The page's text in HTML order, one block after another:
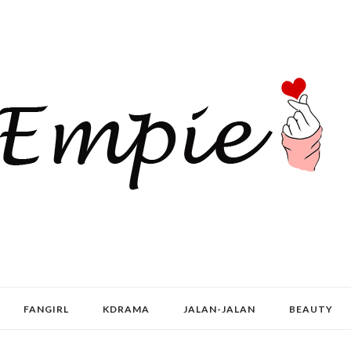
FANGIRL KDRAMA JALAN-JALAN BEAUTY